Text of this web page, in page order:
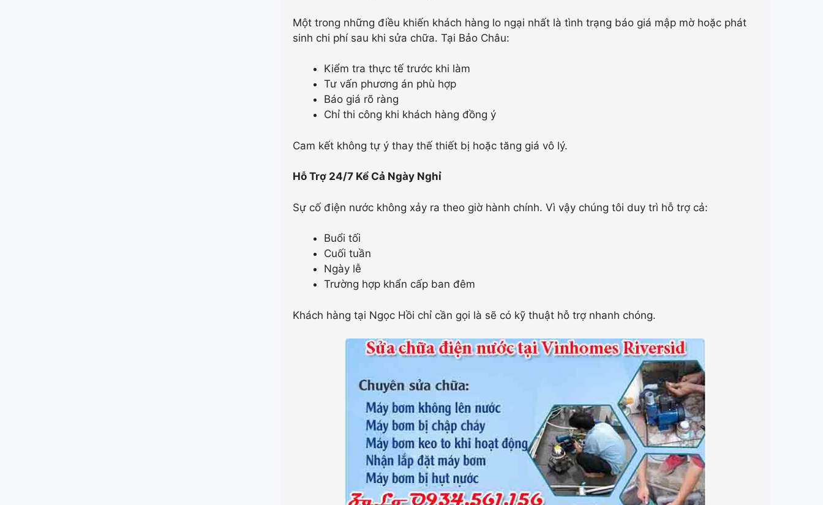
Một trong những điều khiến khách hàng lo ngại nhất là tình trạng báo giá mập mờ hoặc phát
sinh chi phí sau khi sửa chữa. Tại Bảo Châu:
Kiểm tra thực tế trước khi làm
Tư vấn phương án phù hợp
Báo giá rõ ràng
Chỉ thi công khi khách hàng đồng ý
Cam kết không tự ý thay thế thiết bị hoặc tăng giá vô lý.
Hỗ Trợ 24/7 Kể Cả Ngày Nghỉ
Sự cố điện nước không xảy ra theo giờ hành chính. Vì vậy chúng tôi duy trì hỗ trợ cả:
Buổi tối
Cuối tuần
Ngày lễ
Trường hợp khẩn cấp ban đêm
Khách hàng tại Ngọc Hồi chỉ cần gọi là sẽ có kỹ thuật hỗ trợ nhanh chóng.